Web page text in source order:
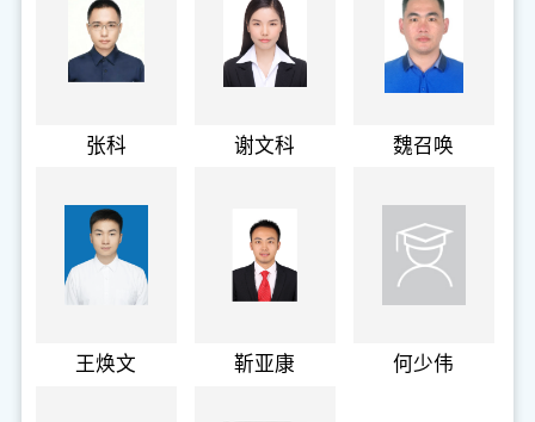
张科 谢文科 魏召唤
王焕文 靳亚康 何少伟